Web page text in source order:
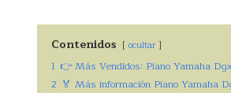
Contenidos ocultar
1 👉 Más Vendidos: Piano Yamaha
2 🏅 Más información Piano Yamaha